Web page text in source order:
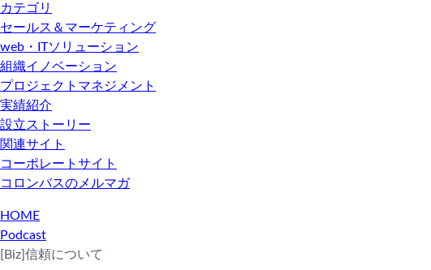
カテゴリ
セールス＆マーケティング
web・ITソリューション
組織イノベーション
プロジェクトマネジメント
実績紹介
設立ストーリー
関連サイト
コーポレートサイト
コロンバスのメルマガ
HOME
Podcast
[Biz]信頼について